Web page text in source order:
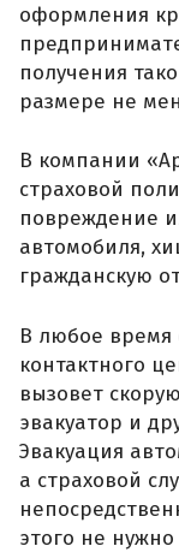
оформления
получения
размере не
В компании
страховой
повреждение
автомобиля,
гражданскую
В любое время
контактного
вызовет
эвакуатор и
Эвакуация
а страховой
этого не